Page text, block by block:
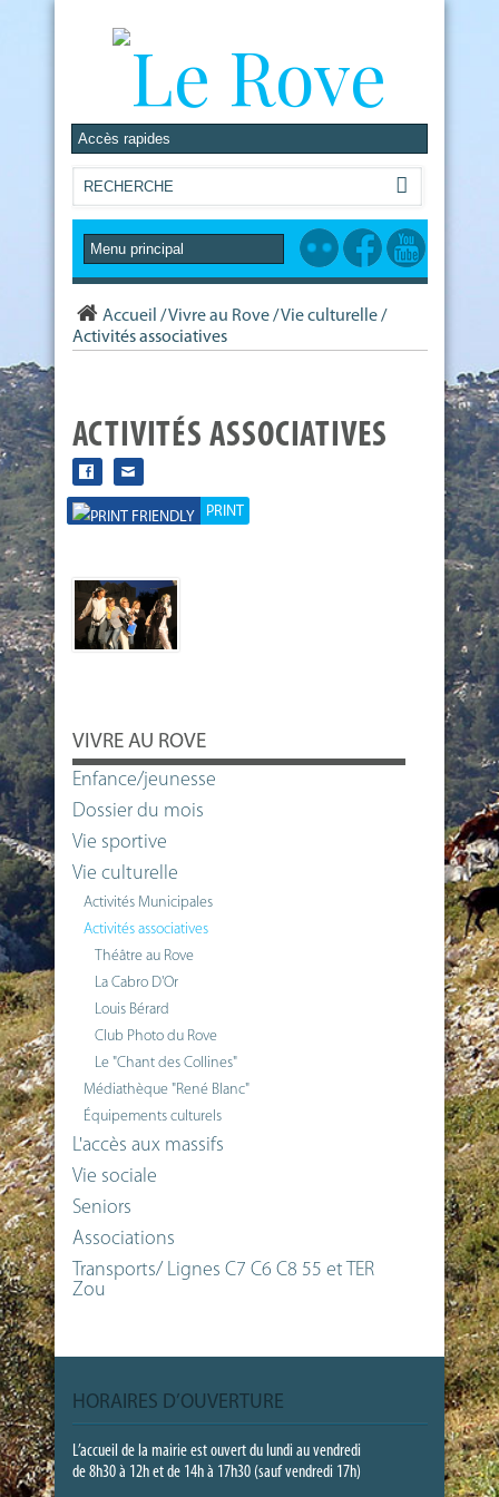
Accueil /Vivre au Rove/Vie culturelle/
Activités associatives
ACTIVITÉS ASSOCIATIVES
PRINT
VIVRE AU ROVE
Enfance/jeunesse
Dossier du mois
Vie sportive
Vie culturelle
Activités Municipales
Activités associatives
Théâtre au Rove
La Cabro D'Or
Louis Bérard
Club Photo du Rove
Le "Chant des Collines"
Médiathèque "René Blanc"
Équipements culturels
L'accès aux massifs
Vie sociale
Seniors
Associations
Transports/ Lignes C7 C6 C8 55 et TER
Zou
HORAIRES D’OUVERTURE
L’accueil de la mairie est ouvert du lundi au vendredi
de 8h30 à 12h et de 14h à 17h30 (sauf vendredi 17h)